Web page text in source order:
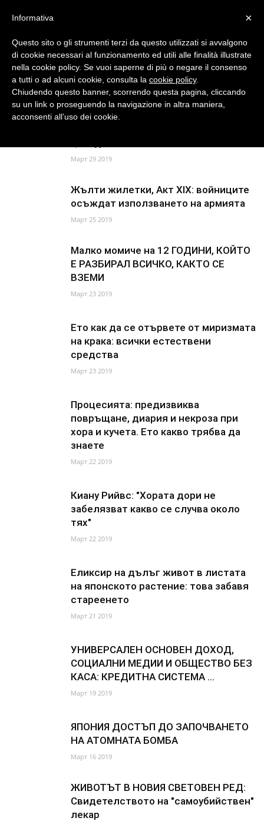
Знаейки
Начало Блог
Март 29 2019
Жълти жилетки, Акт XIX: войниците
осъждат използването на армията
Март 25 2019
Малко момиче на 12 ГОДИНИ, КОЙТО
Е РАЗБИРАЛ ВСИЧКО, КАКТО СЕ
ВЗЕМИ
Март 23 2019
Ето как да се отървете от миризмата
на крака: всички естествени
средства
Март 23 2019
Процесията: предизвиква
повръщане, диария и некроза при
хора и кучета. Ето какво трябва да
знаете
Март 22 2019
Киану Рийвс: "Хората дори не
забелязват какво се случва около
тях"
Март 22 2019
Еликсир на дълъг живот в листата
на японското растение: това забавя
стареенето
Март 21 2019
УНИВЕРСАЛЕН ОСНОВЕН ДОХОД,
СОЦИАЛНИ МЕДИИ И ОБЩЕСТВО БЕЗ
КАСА: КРЕДИТНА СИСТЕМА ...
Март 19 2019
ЯПОНИЯ ДОСТЪП ДО ЗАПОЧВАНЕТО
НА АТОМНАТА БОМБА
Март 16 2019
ЖИВОТЪТ В НОВИЯ СВЕТОВЕН РЕД:
Свидетелството на "самоубийствен"
лекар
×
Informativa
Questo sito o gli strumenti terzi da questo utilizzati si avvalgono
di cookie necessari al funzionamento ed utili alle finalità illustrate
nella cookie policy. Se vuoi saperne di più o negare il consenso
a tutti o ad alcuni cookie, consulta la cookie policy.
Chiudendo questo banner, scorrendo questa pagina, cliccando
su un link o proseguendo la navigazione in altra maniera,
acconsenti all’uso dei cookie.